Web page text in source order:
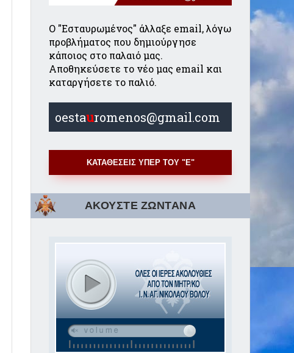
Ο "Εσταυρωμένος" άλλαξε email, λόγω
προβλήματος που δημιούργησε
κάποιος στο παλαιό μας.
Αποθηκεύσετε το νέο μας email και
καταργήσετε το παλιό.
oestauromenos@gmail.com
ΚΑΤΑΘΕΣΕΙΣ ΥΠΕΡ ΤΟΥ "Ε"
ΑΚΟΥΣΤΕ ΖΩΝΤΑΝΑ